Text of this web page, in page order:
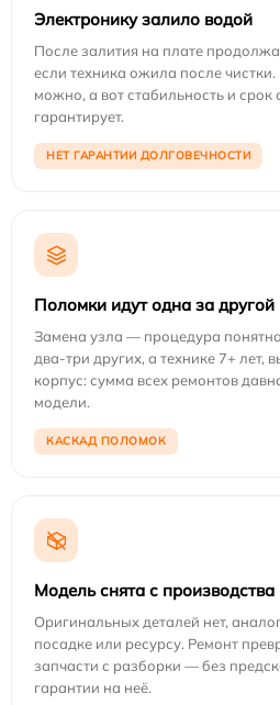
Электронику залило водой
После залития на плате
если техника ожила после
можно, а вот стабильность и
гарантирует.
НЕТ ГАРАНТИИ ДОЛГОВЕЧНОСТИ
Поломки идут одна за другой
Замена узла — процедура
два-три других, а технике 7+ лет,
корпус: сумма всех ремонтов
модели.
КАСКАД ПОЛОМОК
Модель снята с производства
Оригинальных деталей нет,
посадке или ресурсу. Ремонт
запчасти с разборки — без
гарантии на неё.